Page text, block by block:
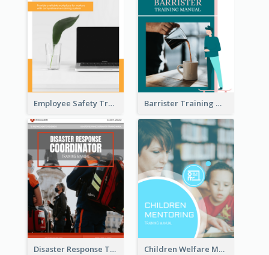
Employee Safety Training Manual Barrister Training Manual
Disaster Response Training Manual Children Welfare Mentor Training Manual